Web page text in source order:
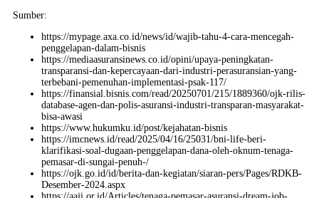
Sumber:
https://mypage.axa.co.id/news/id/wajib-tahu-4-cara-mencegah-
penggelapan-dalam-bisnis
https://mediaasuransinews.co.id/opini/upaya-peningkatan-
transparansi-dan-kepercayaan-dari-industri-perasuransian-yang-
terbebani-pemenuhan-implementasi-psak-117/
https://finansial.bisnis.com/read/20250701/215/1889360/ojk-rilis-
database-agen-dan-polis-asuransi-industri-transparan-masyarakat-
bisa-awasi
https://www.hukumku.id/post/kejahatan-bisnis
https://imcnews.id/read/2025/04/16/25031/bni-life-beri-
klarifikasi-soal-dugaan-penggelapan-dana-oleh-oknum-tenaga-
pemasar-di-sungai-penuh-/
https://ojk.go.id/id/berita-dan-kegiatan/siaran-pers/Pages/RDKB-
Desember-2024.aspx